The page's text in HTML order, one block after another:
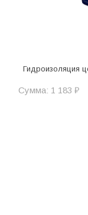
Гидроизоляция
Сумма: 1 183 ₽